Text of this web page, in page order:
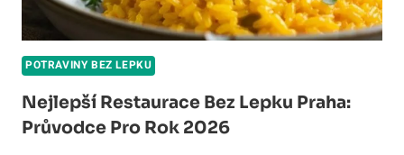
POTRAVINY BEZ LEPKU
Nejlepší Restaurace Bez Lepku Praha:
Průvodce Pro Rok 2026